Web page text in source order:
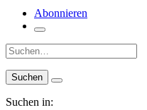
Abonnieren
Suche:
Suchen in: